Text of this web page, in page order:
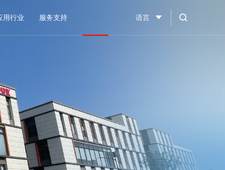
语言
用行业 服务支持